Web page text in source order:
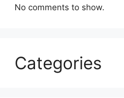
No comments to show.
Categories